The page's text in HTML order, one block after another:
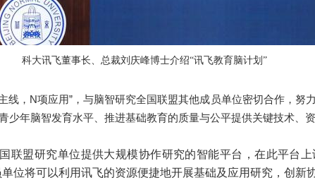
科大讯飞董事长、总裁刘庆峰博士介绍“讯飞教育脑计划”
线，N项应用”，与脑智研究全国联盟其他成员单位密切合作，努
少年脑智发育水平、推进基础教育的质量与公平提供关键技术、资
联盟研究单位提供大规模协作研究的智能平台，在此平台
位将可以利用讯飞的资源便捷地开展基础及应用研究，创新